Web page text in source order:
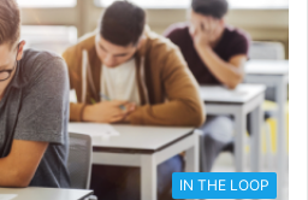
IN THE LOOP